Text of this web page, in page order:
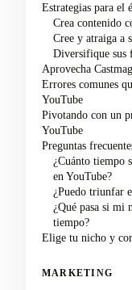
Estrategias para el
Crea contenido
Cree y atraiga a
Diversifique sus
Aprovecha
Errores comunes
YouTube
Pivotando con un
YouTube
Preguntas
¿Cuánto tiempo
en YouTube?
¿Puedo triunfar
¿Qué pasa si mi
tiempo?
Elige tu nicho y
MARKETING